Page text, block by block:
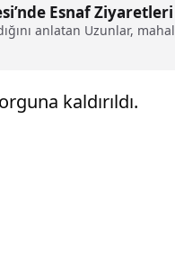
Esnaf
anlatan Uzunlar,
kaldırıldı.